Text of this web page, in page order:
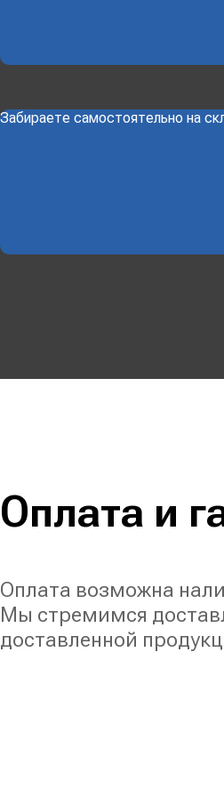
Забираете самостоятельно на
Оплата и
Оплата возможна
Мы стремимся
доставленной